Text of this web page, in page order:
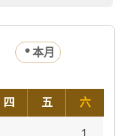
本月
四 五 六